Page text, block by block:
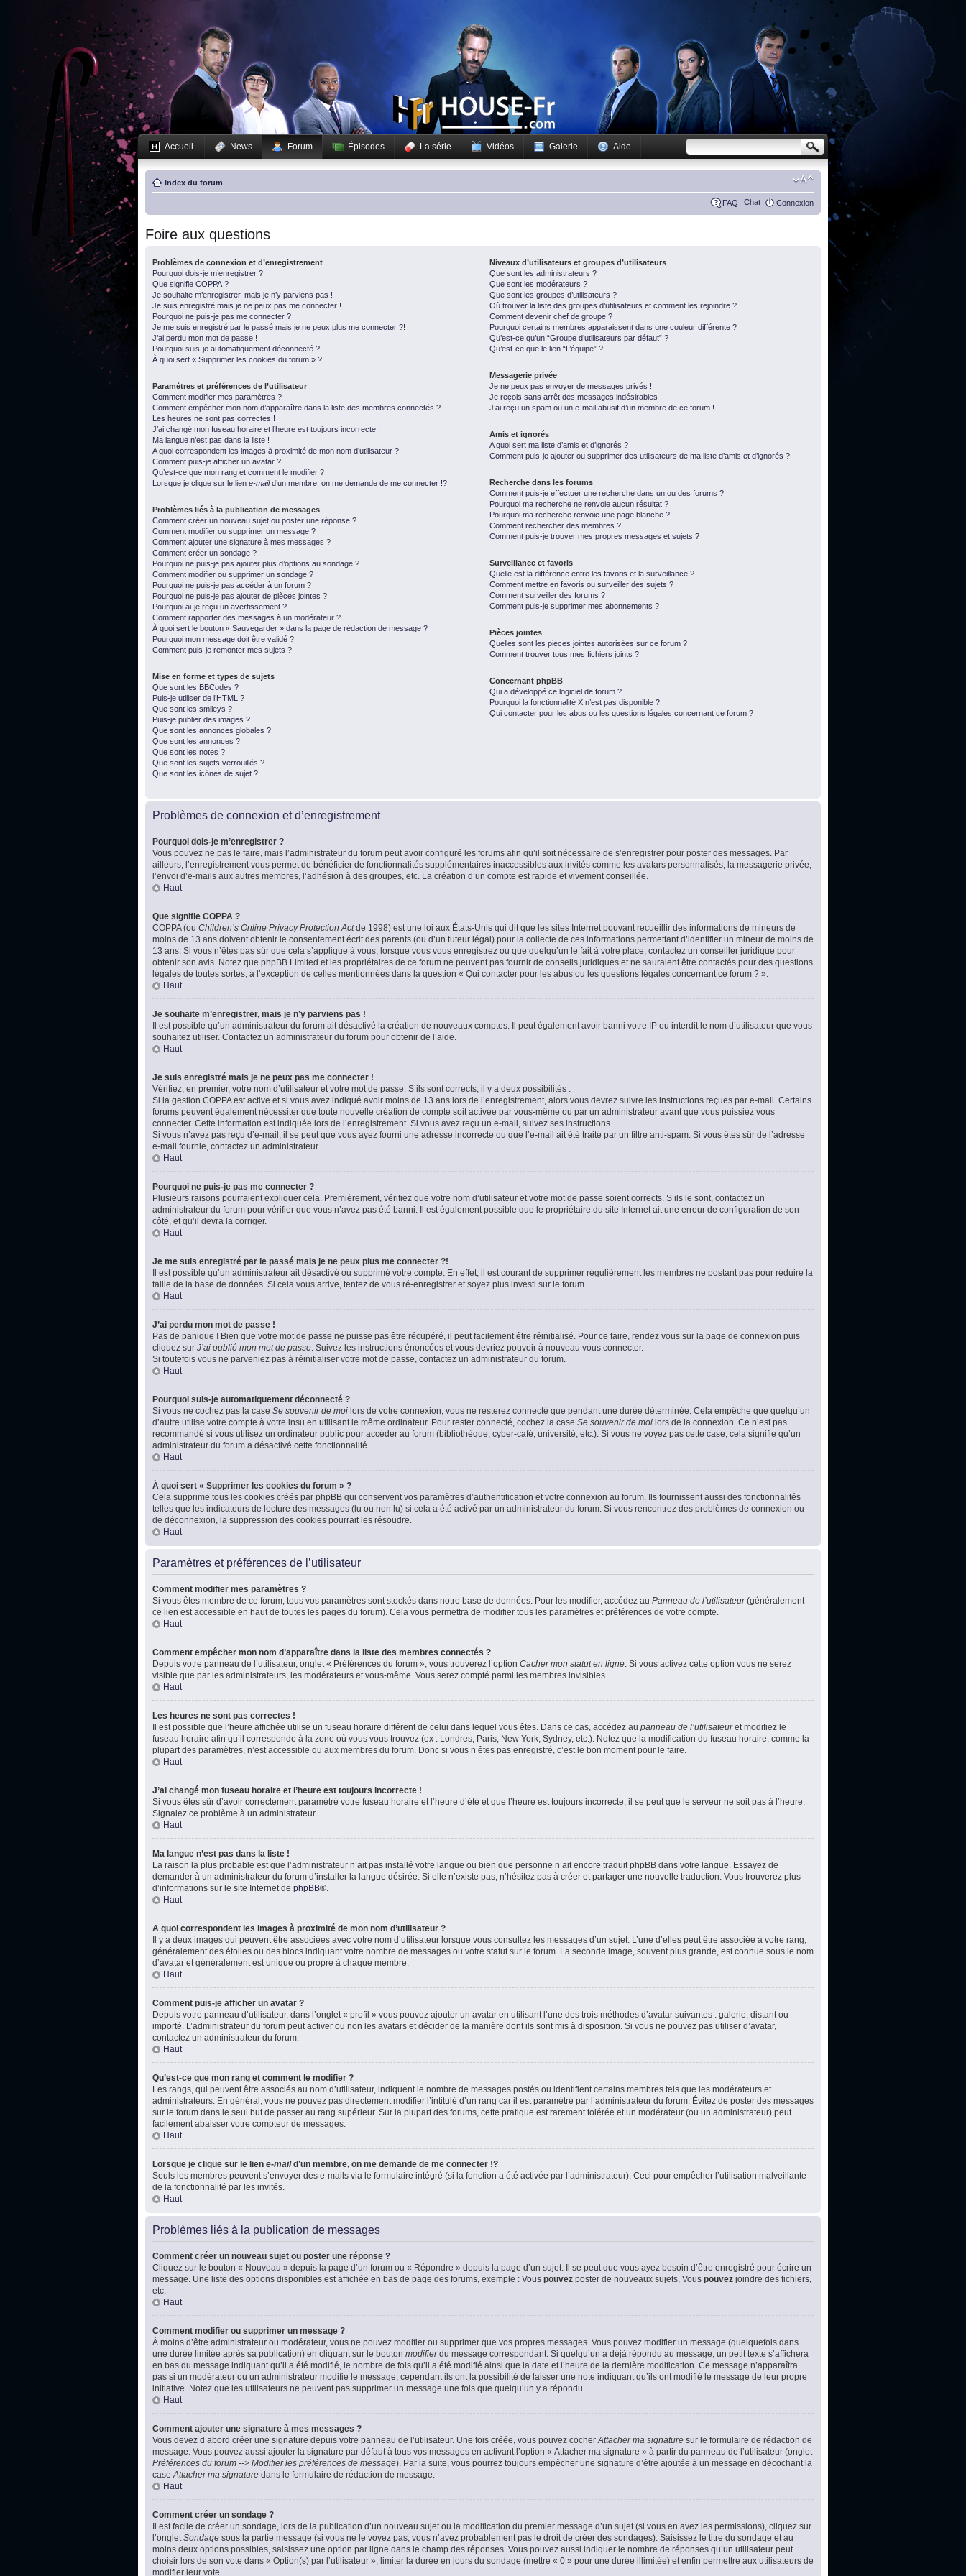
Accueil News Forum Épisodes La série Vidéos Galerie Aide
Index du forum
FAQ Chat Connexion
Foire aux questions
Problèmes de connexion et d’enregistrement
Pourquoi dois-je m’enregistrer ?
Que signifie COPPA ?
Je souhaite m’enregistrer, mais je n’y parviens pas !
Je suis enregistré mais je ne peux pas me connecter !
Pourquoi ne puis-je pas me connecter ?
Je me suis enregistré par le passé mais je ne peux plus me connecter ?!
J’ai perdu mon mot de passe !
Pourquoi suis-je automatiquement déconnecté ?
À quoi sert « Supprimer les cookies du forum » ?
Paramètres et préférences de l’utilisateur
Comment modifier mes paramètres ?
Comment empêcher mon nom d’apparaître dans la liste des membres connectés ?
Les heures ne sont pas correctes !
J’ai changé mon fuseau horaire et l’heure est toujours incorrecte !
Ma langue n’est pas dans la liste !
A quoi correspondent les images à proximité de mon nom d’utilisateur ?
Comment puis-je afficher un avatar ?
Qu’est-ce que mon rang et comment le modifier ?
Lorsque je clique sur le lien e-maild’un membre, on me demande de me connecter !?
Problèmes liés à la publication de messages
Comment créer un nouveau sujet ou poster une réponse ?
Comment modifier ou supprimer un message ?
Comment ajouter une signature à mes messages ?
Comment créer un sondage ?
Pourquoi ne puis-je pas ajouter plus d’options au sondage ?
Comment modifier ou supprimer un sondage ?
Pourquoi ne puis-je pas accéder à un forum ?
Pourquoi ne puis-je pas ajouter de pièces jointes ?
Pourquoi ai-je reçu un avertissement ?
Comment rapporter des messages à un modérateur ?
À quoi sert le bouton « Sauvegarder » dans la page de rédaction de message ?
Pourquoi mon message doit être validé ?
Comment puis-je remonter mes sujets ?
Mise en forme et types de sujets
Que sont les BBCodes ?
Puis-je utiliser de l’HTML ?
Que sont les smileys ?
Puis-je publier des images ?
Que sont les annonces globales ?
Que sont les annonces ?
Que sont les notes ?
Que sont les sujets verrouillés ?
Que sont les icônes de sujet ?
Niveaux d’utilisateurs et groupes d’utilisateurs
Que sont les administrateurs ?
Que sont les modérateurs ?
Que sont les groupes d’utilisateurs ?
Où trouver la liste des groupes d’utilisateurs et comment les rejoindre ?
Comment devenir chef de groupe ?
Pourquoi certains membres apparaissent dans une couleur différente ?
Qu’est-ce qu’un “Groupe d’utilisateurs par défaut” ?
Qu’est-ce que le lien “L’équipe” ?
Messagerie privée
Je ne peux pas envoyer de messages privés !
Je reçois sans arrêt des messages indésirables !
J’ai reçu un spam ou un e-mail abusif d’un membre de ce forum !
Amis et ignorés
A quoi sert ma liste d’amis et d’ignorés ?
Comment puis-je ajouter ou supprimer des utilisateurs de ma liste d’amis et d’ignorés ?
Recherche dans les forums
Comment puis-je effectuer une recherche dans un ou des forums ?
Pourquoi ma recherche ne renvoie aucun résultat ?
Pourquoi ma recherche renvoie une page blanche ?!
Comment rechercher des membres ?
Comment puis-je trouver mes propres messages et sujets ?
Surveillance et favoris
Quelle est la différence entre les favoris et la surveillance ?
Comment mettre en favoris ou surveiller des sujets ?
Comment surveiller des forums ?
Comment puis-je supprimer mes abonnements ?
Pièces jointes
Quelles sont les pièces jointes autorisées sur ce forum ?
Comment trouver tous mes fichiers joints ?
Concernant phpBB
Qui a développé ce logiciel de forum ?
Pourquoi la fonctionnalité X n’est pas disponible ?
Qui contacter pour les abus ou les questions légales concernant ce forum ?
Problèmes de connexion et d’enregistrement
Pourquoi dois-je m’enregistrer ?
Vous pouvez ne pas le faire, mais l’administrateur du forum peut avoir configuré les forums afin qu’il soit nécessaire de s’enregistrer pour poster des messages. Par
ailleurs, l’enregistrement vous permet de bénéficier de fonctionnalités supplémentaires inaccessibles aux invités comme les avatars personnalisés, la messagerie privée,
l’envoi d’e-mails aux autres membres, l’adhésion à des groupes, etc. La création d’un compte est rapide et vivement conseillée.
Haut
Que signifie COPPA ?
COPPA (ou Children’s Online Privacy Protection Actde 1998) est une loi aux États-Unis qui dit que les sites Internet pouvant recueillir des informations de mineurs de
moins de 13 ans doivent obtenir le consentement écrit des parents (ou d’un tuteur légal) pour la collecte de ces informations permettant d’identifier un mineur de moins de
13 ans. Si vous n’êtes pas sûr que cela s’applique à vous, lorsque vous vous enregistrez ou que quelqu’un le fait à votre place, contactez un conseiller juridique pour
obtenir son avis. Notez que phpBB Limited et les propriétaires de ce forum ne peuvent pas fournir de conseils juridiques et ne sauraient être contactés pour des questions
légales de toutes sortes, à l’exception de celles mentionnées dans la question « Qui contacter pour les abus ou les questions légales concernant ce forum ? ».
Haut
Je souhaite m’enregistrer, mais je n’y parviens pas !
Il est possible qu’un administrateur du forum ait désactivé la création de nouveaux comptes. Il peut également avoir banni votre IP ou interdit le nom d’utilisateur que vous
souhaitez utiliser. Contactez un administrateur du forum pour obtenir de l’aide.
Haut
Je suis enregistré mais je ne peux pas me connecter !
Vérifiez, en premier, votre nom d’utilisateur et votre mot de passe. S’ils sont corrects, il y a deux possibilités :
Si la gestion COPPA est active et si vous avez indiqué avoir moins de 13 ans lors de l’enregistrement, alors vous devrez suivre les instructions reçues par e-mail. Certains
forums peuvent également nécessiter que toute nouvelle création de compte soit activée par vous-même ou par un administrateur avant que vous puissiez vous
connecter. Cette information est indiquée lors de l’enregistrement. Si vous avez reçu un e-mail, suivez ses instructions.
Si vous n’avez pas reçu d’e-mail, il se peut que vous ayez fourni une adresse incorrecte ou que l’e-mail ait été traité par un filtre anti-spam. Si vous êtes sûr de l’adresse
e-mail fournie, contactez un administrateur.
Haut
Pourquoi ne puis-je pas me connecter ?
Plusieurs raisons pourraient expliquer cela. Premièrement, vérifiez que votre nom d’utilisateur et votre mot de passe soient corrects. S’ils le sont, contactez un
administrateur du forum pour vérifier que vous n’avez pas été banni. Il est également possible que le propriétaire du site Internet ait une erreur de configuration de son
côté, et qu’il devra la corriger.
Haut
Je me suis enregistré par le passé mais je ne peux plus me connecter ?!
Il est possible qu’un administrateur ait désactivé ou supprimé votre compte. En effet, il est courant de supprimer régulièrement les membres ne postant pas pour réduire la
taille de la base de données. Si cela vous arrive, tentez de vous ré-enregistrer et soyez plus investi sur le forum.
Haut
J’ai perdu mon mot de passe !
Pas de panique ! Bien que votre mot de passe ne puisse pas être récupéré, il peut facilement être réinitialisé. Pour ce faire, rendez vous sur la page de connexion puis
cliquez sur J’ai oublié mon mot de passe. Suivez les instructions énoncées et vous devriez pouvoir à nouveau vous connecter.
Si toutefois vous ne parveniez pas à réinitialiser votre mot de passe, contactez un administrateur du forum.
Haut
Pourquoi suis-je automatiquement déconnecté ?
Si vous ne cochez pas la case Se souvenir de moi lors de votre connexion, vous ne resterez connecté que pendant une durée déterminée. Cela empêche que quelqu’un
d’autre utilise votre compte à votre insu en utilisant le même ordinateur. Pour rester connecté, cochez la case Se souvenir de moi lors de la connexion. Ce n’est pas
recommandé si vous utilisez un ordinateur public pour accéder au forum (bibliothèque, cyber-café, université, etc.). Si vous ne voyez pas cette case, cela signifie qu’un
administrateur du forum a désactivé cette fonctionnalité.
Haut
À quoi sert « Supprimer les cookies du forum » ?
Cela supprime tous les cookies créés par phpBB qui conservent vos paramètres d’authentification et votre connexion au forum. Ils fournissent aussi des fonctionnalités
telles que les indicateurs de lecture des messages (lu ou non lu) si cela a été activé par un administrateur du forum. Si vous rencontrez des problèmes de connexion ou
de déconnexion, la suppression des cookies pourrait les résoudre.
Haut
Paramètres et préférences de l’utilisateur
Comment modifier mes paramètres ?
Si vous êtes membre de ce forum, tous vos paramètres sont stockés dans notre base de données. Pour les modifier, accédez au Panneau de l’utilisateur(généralement
ce lien est accessible en haut de toutes les pages du forum). Cela vous permettra de modifier tous les paramètres et préférences de votre compte.
Haut
Comment empêcher mon nom d’apparaître dans la liste des membres connectés ?
Depuis votre panneau de l’utilisateur, onglet « Préférences du forum », vous trouverez l’option Cacher mon statut en ligne. Si vous activez cette option vous ne serez
visible que par les administrateurs, les modérateurs et vous-même. Vous serez compté parmi les membres invisibles.
Haut
Les heures ne sont pas correctes !
Il est possible que l’heure affichée utilise un fuseau horaire différent de celui dans lequel vous êtes. Dans ce cas, accédez au panneau de l’utilisateuret modifiez le
fuseau horaire afin qu’il corresponde à la zone où vous vous trouvez (ex : Londres, Paris, New York, Sydney, etc.). Notez que la modification du fuseau horaire, comme la
plupart des paramètres, n’est accessible qu’aux membres du forum. Donc si vous n’êtes pas enregistré, c’est le bon moment pour le faire.
Haut
J’ai changé mon fuseau horaire et l’heure est toujours incorrecte !
Si vous êtes sûr d’avoir correctement paramétré votre fuseau horaire et l’heure d’été et que l’heure est toujours incorrecte, il se peut que le serveur ne soit pas à l’heure.
Signalez ce problème à un administrateur.
Haut
Ma langue n’est pas dans la liste !
La raison la plus probable est que l’administrateur n’ait pas installé votre langue ou bien que personne n’ait encore traduit phpBB dans votre langue. Essayez de
demander à un administrateur du forum d’installer la langue désirée. Si elle n’existe pas, n’hésitez pas à créer et partager une nouvelle traduction. Vous trouverez plus
d’informations sur le site Internet de phpBB®.
Haut
A quoi correspondent les images à proximité de mon nom d’utilisateur ?
Il y a deux images qui peuvent être associées avec votre nom d’utilisateur lorsque vous consultez les messages d’un sujet. L’une d’elles peut être associée à votre rang,
généralement des étoiles ou des blocs indiquant votre nombre de messages ou votre statut sur le forum. La seconde image, souvent plus grande, est connue sous le nom
d’avatar et généralement est unique ou propre à chaque membre.
Haut
Comment puis-je afficher un avatar ?
Depuis votre panneau d’utilisateur, dans l’onglet « profil » vous pouvez ajouter un avatar en utilisant l’une des trois méthodes d’avatar suivantes : galerie, distant ou
importé. L’administrateur du forum peut activer ou non les avatars et décider de la manière dont ils sont mis à disposition. Si vous ne pouvez pas utiliser d’avatar,
contactez un administrateur du forum.
Haut
Qu’est-ce que mon rang et comment le modifier ?
Les rangs, qui peuvent être associés au nom d’utilisateur, indiquent le nombre de messages postés ou identifient certains membres tels que les modérateurs et
administrateurs. En général, vous ne pouvez pas directement modifier l’intitulé d’un rang car il est paramétré par l’administrateur du forum. Évitez de poster des messages
sur le forum dans le seul but de passer au rang supérieur. Sur la plupart des forums, cette pratique est rarement tolérée et un modérateur (ou un administrateur) peut
facilement abaisser votre compteur de messages.
Haut
Lorsque je clique sur le lien e-maild’un membre, on me demande de me connecter !?
Seuls les membres peuvent s’envoyer des e-mails via le formulaire intégré (si la fonction a été activée par l’administrateur). Ceci pour empêcher l’utilisation malveillante
de la fonctionnalité par les invités.
Haut
Problèmes liés à la publication de messages
Comment créer un nouveau sujet ou poster une réponse ?
Cliquez sur le bouton « Nouveau » depuis la page d’un forum ou « Répondre » depuis la page d’un sujet. Il se peut que vous ayez besoin d’être enregistré pour écrire un
message. Une liste des options disponibles est affichée en bas de page des forums, exemple : Vous pouvez poster de nouveaux sujets, Vous pouvez joindre des fichiers,
etc.
Haut
Comment modifier ou supprimer un message ?
À moins d’être administrateur ou modérateur, vous ne pouvez modifier ou supprimer que vos propres messages. Vous pouvez modifier un message (quelquefois dans
une durée limitée après sa publication) en cliquant sur le bouton modifierdu message correspondant. Si quelqu’un a déjà répondu au message, un petit texte s’affichera
en bas du message indiquant qu’il a été modifié, le nombre de fois qu’il a été modifié ainsi que la date et l’heure de la dernière modification. Ce message n’apparaîtra
pas si un modérateur ou un administrateur modifie le message, cependant ils ont la possibilité de laisser une note indiquant qu’ils ont modifié le message de leur propre
initiative. Notez que les utilisateurs ne peuvent pas supprimer un message une fois que quelqu’un y a répondu.
Haut
Comment ajouter une signature à mes messages ?
Vous devez d’abord créer une signature depuis votre panneau de l’utilisateur. Une fois créée, vous pouvez cocherAttacher ma signature sur le formulaire de rédaction de
message. Vous pouvez aussi ajouter la signature par défaut à tous vos messages en activant l’option « Attacher ma signature » à partir du panneau de l’utilisateur (onglet
Préférences du forum --> Modifier les préférences de message). Par la suite, vous pourrez toujours empêcher une signature d’être ajoutée à un message en décochant la
caseAttacher ma signature dans le formulaire de rédaction de message.
Haut
Comment créer un sondage ?
Il est facile de créer un sondage, lors de la publication d’un nouveau sujet ou la modification du premier message d’un sujet (si vous en avez les permissions), cliquez sur
l’ongletSondage sous la partie message (si vous ne le voyez pas, vous n’avez probablement pas le droit de créer des sondages). Saisissez le titre du sondage et au
moins deux options possibles, saisissez une option par ligne dans le champ des réponses. Vous pouvez aussi indiquer le nombre de réponses qu’un utilisateur peut
choisir lors de son vote dans « Option(s) par l’utilisateur », limiter la durée en jours du sondage (mettre « 0 » pour une durée illimitée) et enfin permettre aux utilisateurs de
modifier leur vote.